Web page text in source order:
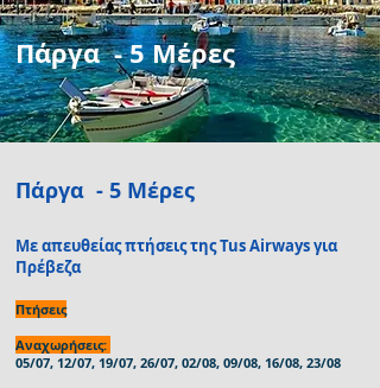
Πάργα - 5 Μέρες
Με απευθείας πτήσεις της Tus Airways για
Πρέβεζα
Πτήσεις
Αναχωρήσεις:
05/07, 12/07, 19/07, 26/07, 02/08, 09/08, 16/08, 23/08
Πάργα - 5 Μέρες